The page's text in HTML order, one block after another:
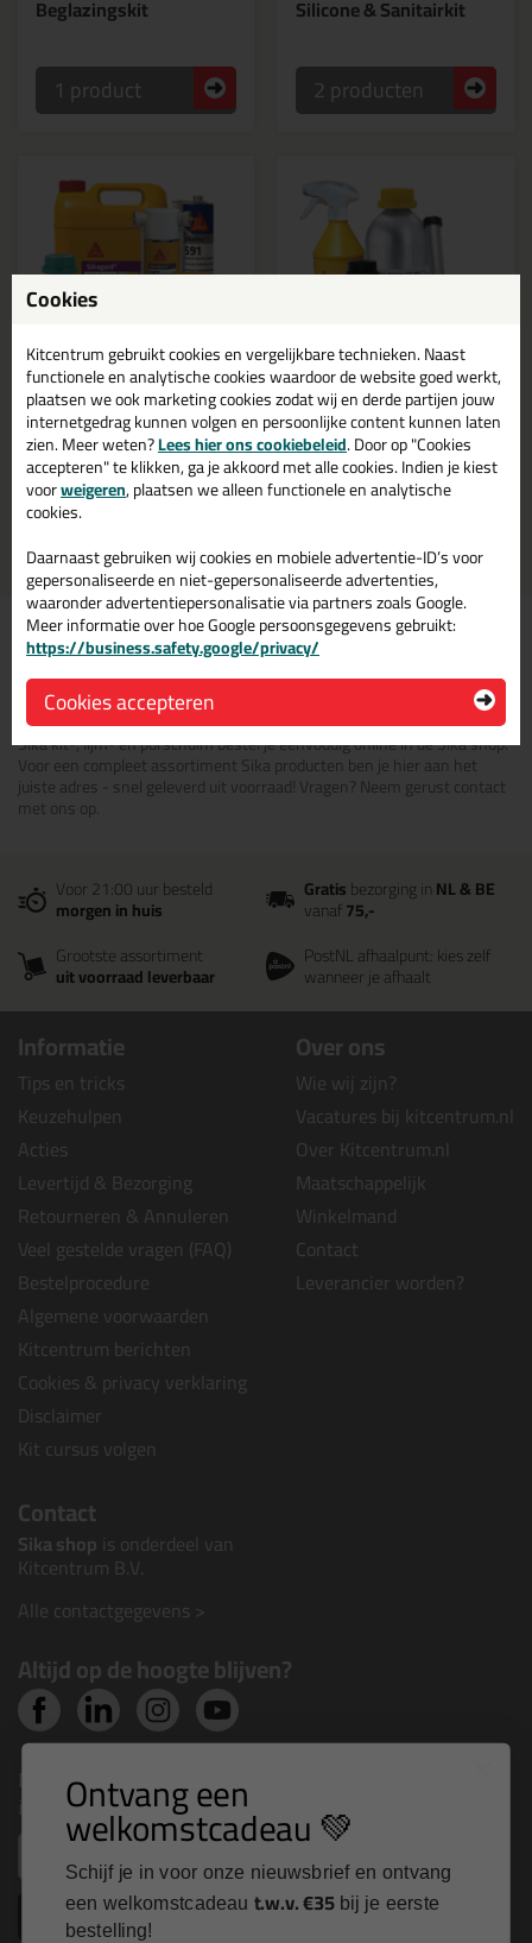
Beglazingskit
1 product
Silicone & Sanitairkit
2 producten
Overige producten
32 producten
Verwerkingsmaterialen
74 producten
Alle Sika producten op
één plek verkrijgbaar
Sika kit-, lijm- en purschuim bestel je eenvoudig online in de Sika shop.
Voor een compleet assortiment Sika producten ben je hier aan het
juiste adres - snel geleverd uit voorraad! Vragen? Neem gerust contact
met ons op.
Voor 21:00 uur besteld
morgen in huis
Gratisbezorging inNL & BE
vanaf75,-
Grootste assortiment
uit voorraad leverbaar
PostNL afhaalpunt: kies zelf
wanneer je afhaalt
Informatie
Tips en tricks
Keuzehulpen
Acties
Levertijd & Bezorging
Retourneren & Annuleren
Veel gestelde vragen (FAQ)
Bestelprocedure
Algemene voorwaarden
Kitcentrum berichten
Cookies & privacy verklaring
Disclaimer
Kit cursus volgen
Over ons
Wie wij zijn?
Vacatures bij kitcentrum.nl
Over Kitcentrum.nl
Maatschappelijk
Winkelmand
Contact
Leverancier worden?
Contact
Sika shop is onderdeel van
Kitcentrum B.V.
Alle contactgegevens >
Altijd op de hoogte blijven?
Nieuws, tips en exclusieve deals rechtstreeks in je
inbox
Inschrijven
Cookies
Kitcentrum gebruikt cookies en vergelijkbare technieken. Naast
functionele en analytische cookies waardoor de website goed werkt,
plaatsen we ook marketing cookies zodat wij en derde partijen jouw
internetgedrag kunnen volgen en persoonlijke content kunnen laten
zien. Meer weten?Lees hier ons cookiebeleid. Door op "Cookies
accepteren" te klikken, ga je akkoord met alle cookies. Indien je kiest
voorweigeren, plaatsen we alleen functionele en analytische
cookies.
Daarnaast gebruiken wij cookies en mobiele advertentie-ID’s voor
gepersonaliseerde en niet-gepersonaliseerde advertenties,
waaronder advertentiepersonalisatie via partners zoals Google.
Meer informatie over hoe Google persoonsgegevens gebruikt:
https://business.safety.google/privacy/
Cookies accepteren
Ontvang een
welkomstcadeau 💚
Schijf je in voor onze nieuwsbrief en ontvang
een welkomstcadeau t.w.v. €35 bij je eerste
bestelling!